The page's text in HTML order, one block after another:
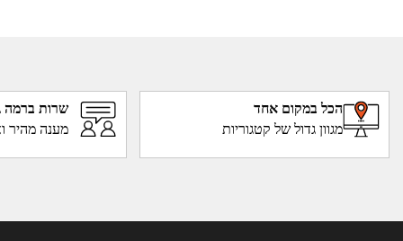
הכל במקום אחד
מגוון גדול של קטגוריות
שרות ברמה
מענה מהיר